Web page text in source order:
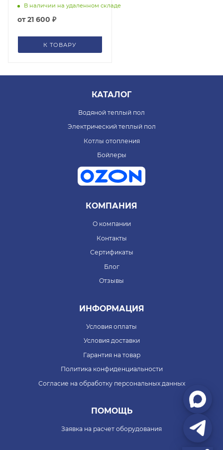
В наличии на удаленном складе
от21 600 ₽
К ТОВАРУ
КАТАЛОГ
Водяной теплый пол
Электрический теплый пол
Котлы отопления
Бойлеры
КОМПАНИЯ
О компании
Контакты
Сертификаты
Блог
Отзывы
ИНФОРМАЦИЯ
Условия оплаты
Условия доставки
Гарантия на товар
Политика конфиденциальности
Согласие на обработку персональных данных
ПОМОЩЬ
Заявка на расчет оборудования